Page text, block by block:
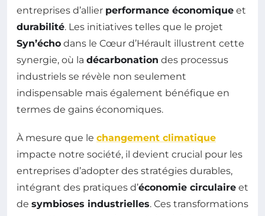
entreprises d’allier performance économique et
durabilité. Les initiatives telles que le projet
Syn’écho dans le Cœur d’Hérault illustrent cette
synergie, où la décarbonation des processus
industriels se révèle non seulement
indispensable mais également bénéfique en
termes de gains économiques.
À mesure que le changement climatique
impacte notre société, il devient crucial pour les
entreprises d’adopter des stratégies durables,
intégrant des pratiques d’économie circulaire et
de symbioses industrielles. Ces transformations